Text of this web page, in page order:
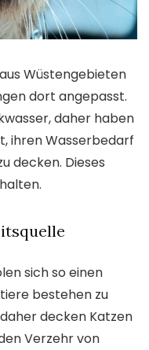
Wüstengebieten
dort angepasst.
daher haben
ihren Wasserbedarf
decken. Dieses
sich so einen
bestehen zu
decken Katzen
Verzehr von